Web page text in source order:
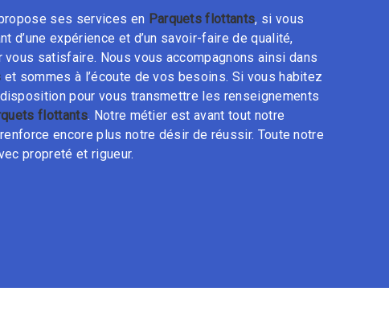
ses services en Parquets flottants, si vous
d’une expérience et d’un savoir-faire de qualité,
satisfaire. Nous vous accompagnons ainsi dans
et sommes à l’écoute de vos besoins. Si vous habitez
pour vous transmettre les renseignements
flottants. Notre métier est avant tout notre
encore plus notre désir de réussir. Toute notre
propreté et rigueur.